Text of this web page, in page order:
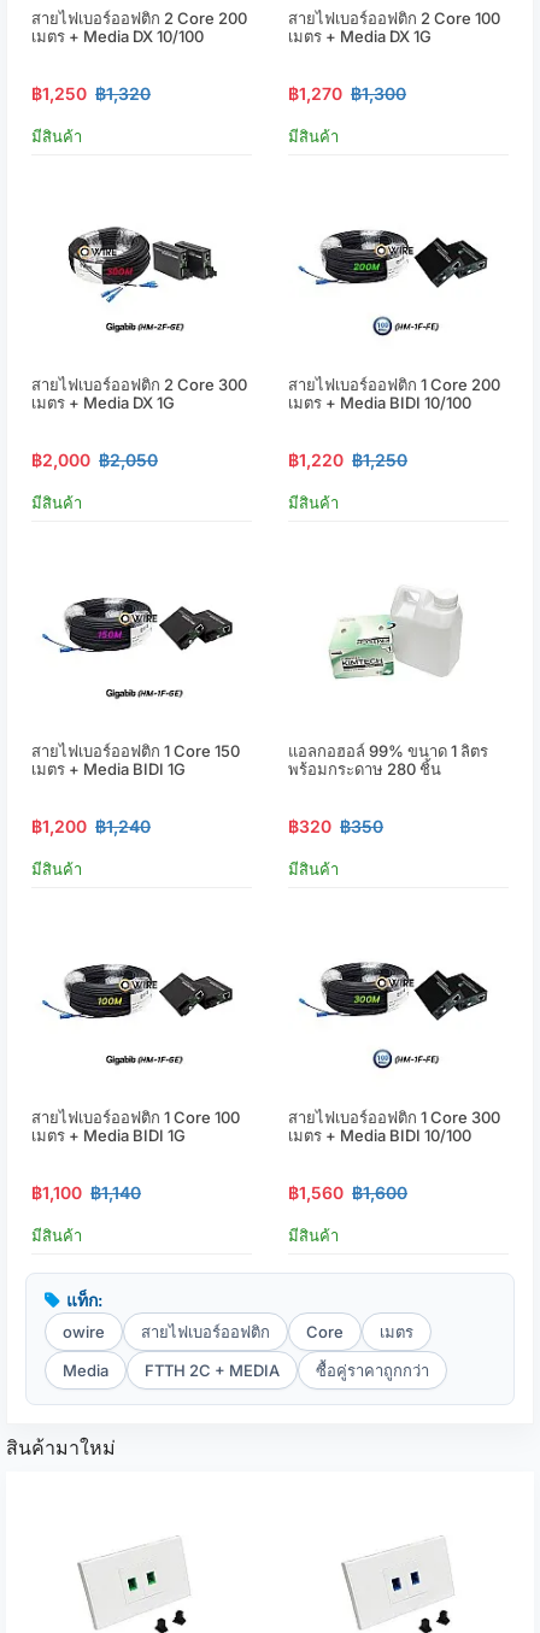
สายไฟเบอร์ออฟติก 2 Core 200
เมตร + Media DX 10/100
฿1,250 ฿1,320
มีสินค้า
สายไฟเบอร์ออฟติก 2 Core 100
เมตร + Media DX 1G
฿1,270 ฿1,300
มีสินค้า
สายไฟเบอร์ออฟติก 2 Core 300
เมตร + Media DX 1G
฿2,000 ฿2,050
มีสินค้า
สายไฟเบอร์ออฟติก 1 Core 200
เมตร + Media BIDI 10/100
฿1,220 ฿1,250
มีสินค้า
สายไฟเบอร์ออฟติก 1 Core 150
เมตร + Media BIDI 1G
฿1,200 ฿1,240
มีสินค้า
แอลกอฮอล์ 99% ขนาด 1 ลิตร
พร้อมกระดาษ 280 ชิ้น
฿320 ฿350
มีสินค้า
สายไฟเบอร์ออฟติก 1 Core 100
เมตร + Media BIDI 1G
฿1,100 ฿1,140
มีสินค้า
สายไฟเบอร์ออฟติก 1 Core 300
เมตร + Media BIDI 10/100
฿1,560 ฿1,600
มีสินค้า
แท็ก:
owire สายไฟเบอร์ออฟติก Core
เมตร
Media
FTTH 2C + MEDIA ซื้อคู่ราคาถูกกว่า
สินค้ามาใหม่